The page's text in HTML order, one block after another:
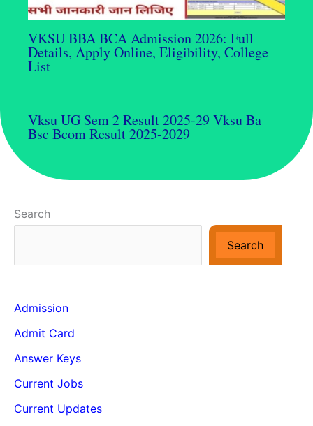
VKSU BBA BCA Admission 2026: Full
Details, Apply Online, Eligibility, College
List
Vksu UG Sem 2 Result 2025-29 Vksu Ba
Bsc Bcom Result 2025-2029
Search
Search
Admission
Admit Card
Answer Keys
Current Jobs
Current Updates